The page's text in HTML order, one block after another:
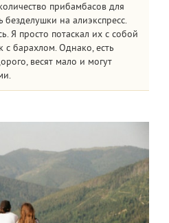
прибамбасов для
на алиэкспресс.
Я просто потаскал их с собой
барахлом. Однако, есть
весят мало и могут